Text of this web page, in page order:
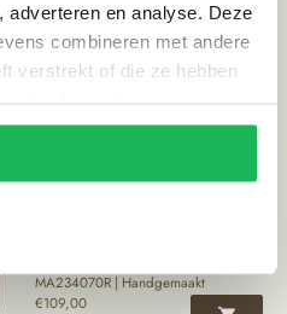
adverteren en analyse. Deze
combineren met andere
verstrekt of die ze hebben
MA234070R | Handgemaakt
€109,00